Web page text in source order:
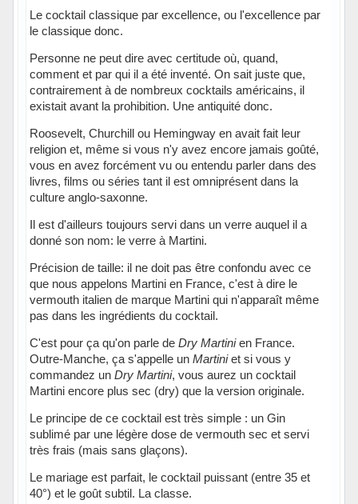
Le cocktail classique par excellence, ou l'excellence par
le classique donc.
Personne ne peut dire avec certitude où, quand,
comment et par qui il a été inventé. On sait juste que,
contrairement à de nombreux cocktails américains, il
existait avant la prohibition. Une antiquité donc.
Roosevelt, Churchill ou Hemingway en avait fait leur
religion et, même si vous n'y avez encore jamais goûté,
vous en avez forcément vu ou entendu parler dans des
livres, films ou séries tant il est omniprésent dans la
culture anglo-saxonne.
Il est d'ailleurs toujours servi dans un verre auquel il a
donné son nom: le verre à Martini.
Précision de taille: il ne doit pas être confondu avec ce
que nous appelons Martini en France, c'est à dire le
vermouth italien de marque Martini qui n'apparaît même
pas dans les ingrédients du cocktail.
C'est pour ça qu'on parle de Dry Martinien France.
Outre-Manche, ça s'appelle un Martiniet si vous y
commandez un Dry Martini, vous aurez un cocktail
Martini encore plus sec (dry) que la version originale.
Le principe de ce cocktail est très simple : un Gin
sublimé par une légère dose de vermouth sec et servi
très frais (mais sans glaçons).
Le mariage est parfait, le cocktail puissant (entre 35 et
40°) et le goût subtil. La classe.